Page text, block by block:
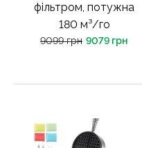
фільтром, потужна
180 м³/го
9099 грн 9079 грн